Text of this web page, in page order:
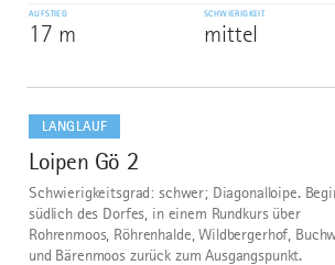
AUFSTIEG
17 m
SCHWIERIGKEIT
mittel
LANGLAUF
2
Loipen Gö 2
Schwierigkeitsgrad: schwer; Diagonalloipe.
südlich des Dorfes, in einem Rundkurs über
Rohrenmoos, Röhrenhalde, Wildbergerhof,
und Bärenmoos zurück zum Ausgangspunkt.
dazu